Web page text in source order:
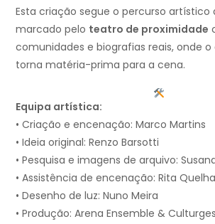
Esta criação segue o percurso artístico
marcado pelo teatro de proximidade
comunidades e biografias reais, onde
torna matéria-prima para a cena.
Equipa artística:
• Criação e encenação: Marco Martins
• Ideia original: Renzo Barsotti
• Pesquisa e imagens de arquivo:
• Assistência de encenação: Rita
• Desenho de luz: Nuno Meira
• Produção: Arena Ensemble &